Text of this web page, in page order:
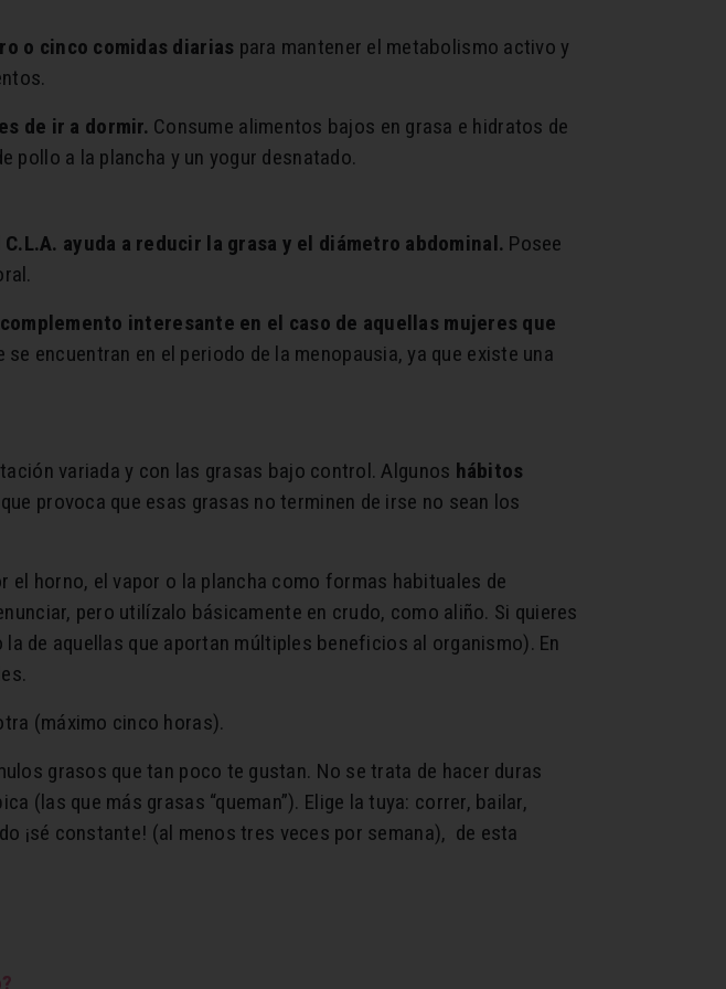
o cinco comidas diarias para mantener el metabolismo activo y
de ir a dormir. Consume alimentos bajos en grasa e hidratos de
pollo a la plancha y un yogur desnatado.
C.L.A. ayuda a reducir la grasa y el diámetro abdominal. Posee
interesante en el caso de aquellas mujeres que
se encuentran en el periodo de la menopausia, ya que existe una
variada y con las grasas bajo control. Algunos hábitos
provoca que esas grasas no terminen de irse no sean los
el horno, el vapor o la plancha como formas habituales de
pero utilízalo básicamente en crudo, como aliño. Si quieres
de aquellas que aportan múltiples beneficios al organismo). En
(máximo cinco horas).
grasos que tan poco te gustan. No se trata de hacer duras
(las que más grasas “queman”). Elige la tuya: correr, bailar,
¡sé constante! (al menos tres veces por semana), de esta